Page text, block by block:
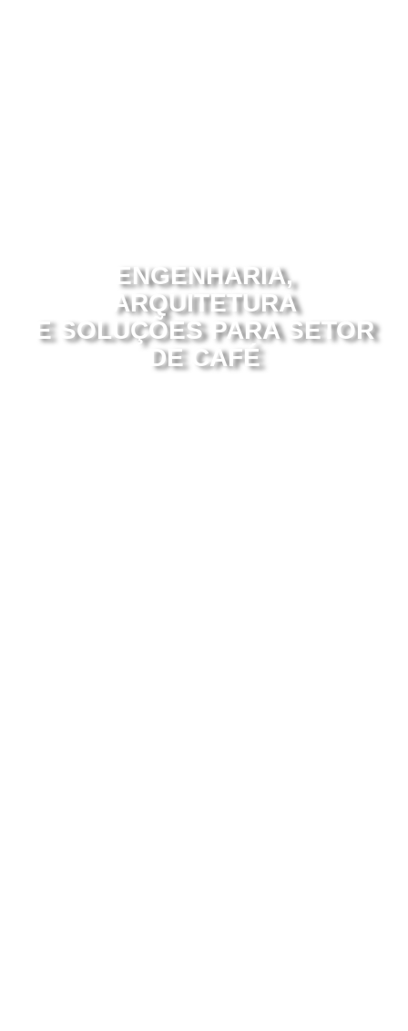
ENGENHARIA,
ARQUITETURA
E SOLUÇÕES PARA SETOR
DE CAFÉ